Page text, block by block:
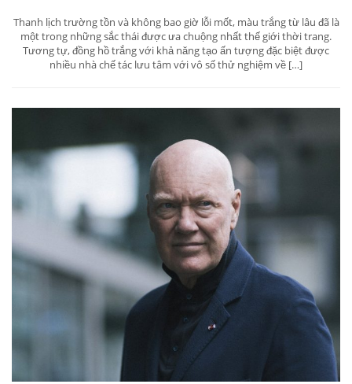
Thanh lịch trường tồn và không bao giờ lỗi mốt, màu trắng từ lâu đã là
một trong những sắc thái được ưa chuộng nhất thế giới thời trang.
Tương tự, đồng hồ trắng với khả năng tạo ấn tượng đặc biệt được
nhiều nhà chế tác lưu tâm với vô số thử nghiệm về […]